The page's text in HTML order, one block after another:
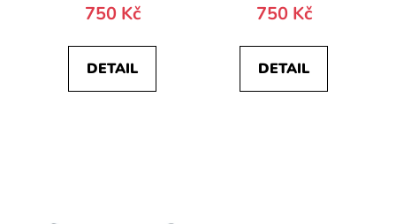
750 Kč
DETAIL
750 Kč
DETAIL